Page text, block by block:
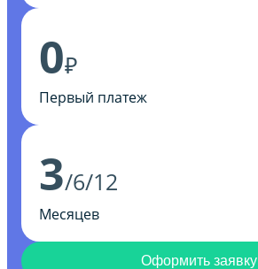
0₽
Первый платеж
3/6/12
Месяцев
Оформить заявку